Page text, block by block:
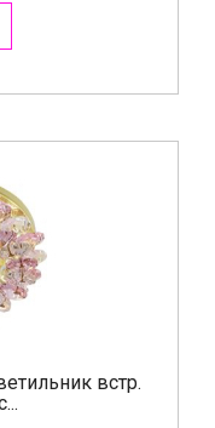
встр.